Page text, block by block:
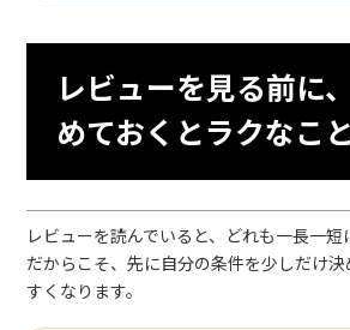
レビューを見る前に
めておくとラクなこと
レビューを読んでいると、どれも一長一短
だからこそ、先に自分の条件を少しだけ
すくなります。